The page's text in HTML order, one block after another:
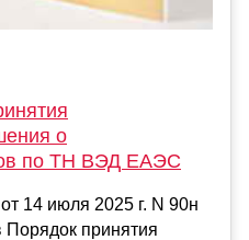
о
по ТН ВЭД ЕАЭС
14 июля 2025 г. N 90н
Порядок принятия